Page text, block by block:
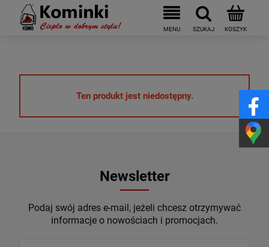
Ten produkt jest niedostępny.
Newsletter
Podaj swój adres e-mail, jeżeli chcesz otrzymywać
informacje o nowościach i promocjach.